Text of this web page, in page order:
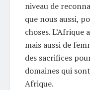
niveau de
que nous aussi,
choses. L’Afrique
mais aussi de
des sacrifices
domaines qui
Afrique.